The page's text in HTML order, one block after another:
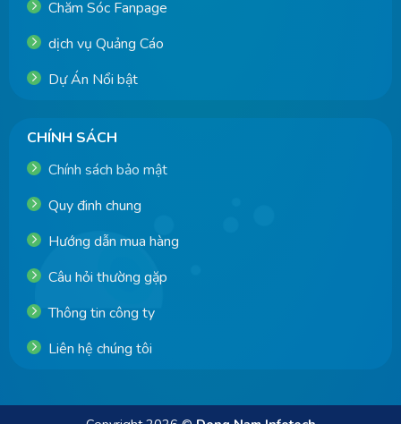
Chăm Sóc Fanpage
dịch vụ Quảng Cáo
Dự Án Nổi bật
CHÍNH SÁCH
Chính sách bảo mật
Quy đinh chung
Hướng dẫn mua hàng
Câu hỏi thường gặp
Thông tin công ty
Liên hệ chúng tôi